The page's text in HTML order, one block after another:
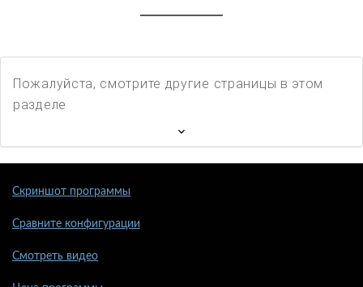
Пожалуйста, смотрите другие страницы в этом
разделе
Скриншот программы
Сравните конфигурации
Смотреть видео